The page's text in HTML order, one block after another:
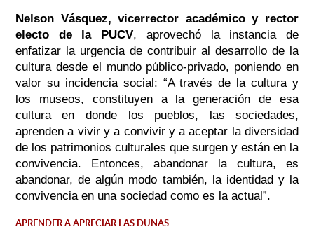
Nelson Vásquez, vicerrector académico y rector
electo de la PUCV, aprovechó la instancia de
enfatizar la urgencia de contribuir al desarrollo de la
cultura desde el mundo público-privado, poniendo en
valor su incidencia social: “A través de la cultura y
los museos, constituyen a la generación de esa
cultura en donde los pueblos, las sociedades,
aprenden a vivir y a convivir y a aceptar la diversidad
de los patrimonios culturales que surgen y están en la
convivencia. Entonces, abandonar la cultura, es
abandonar, de algún modo también, la identidad y la
convivencia en una sociedad como es la actual”.
APRENDER A APRECIAR LAS DUNAS